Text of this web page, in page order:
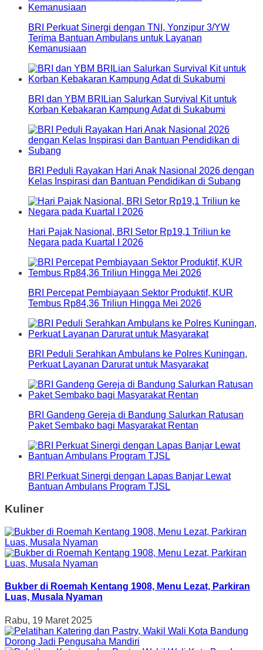
BRI Perkuat Sinergi dengan TNI, Yonzipur 3/YW
Terima Bantuan Ambulans untuk Layanan
Kemanusiaan
BRI dan YBM BRILian Salurkan Survival Kit untuk
Korban Kebakaran Kampung Adat di Sukabumi
BRI Peduli Rayakan Hari Anak Nasional 2026 dengan
Kelas Inspirasi dan Bantuan Pendidikan di Subang
Hari Pajak Nasional, BRI Setor Rp19,1 Triliun ke
Negara pada Kuartal I 2026
BRI Percepat Pembiayaan Sektor Produktif, KUR
Tembus Rp84,36 Triliun Hingga Mei 2026
BRI Peduli Serahkan Ambulans ke Polres Kuningan,
Perkuat Layanan Darurat untuk Masyarakat
BRI Gandeng Gereja di Bandung Salurkan Ratusan
Paket Sembako bagi Masyarakat Rentan
BRI Perkuat Sinergi dengan Lapas Banjar Lewat
Bantuan Ambulans Program TJSL
Kuliner
Bukber di Roemah Kentang 1908, Menu Lezat, Parkiran
Luas, Musala Nyaman
Rabu, 19 Maret 2025